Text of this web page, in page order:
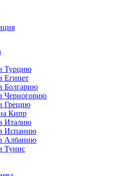
Турцию
Египет
Болгарию
Черногорию
Грецию
Кипр
Италию
Испанию
Албанию
Тунис